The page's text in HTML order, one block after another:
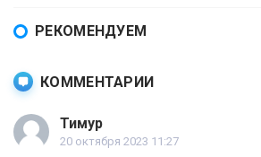
РЕКОМЕНДУЕМ
КОММЕНТАРИИ
Тимур
20 октября 2023 11:27